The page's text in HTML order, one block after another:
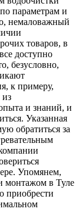
параметрам и
немаловажный
товаров, в
доступно
безусловно,
к примеру,
из
и знаний, и
Указанная
обратиться за
Упомянем,
монтажом в Туле
приобрести